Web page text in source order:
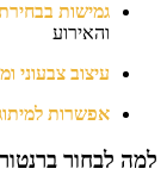
גמישות בבחירת
והאירוע
עיצוב צבעוני
אפשרות למיתוג
לבחור ברנטורי?